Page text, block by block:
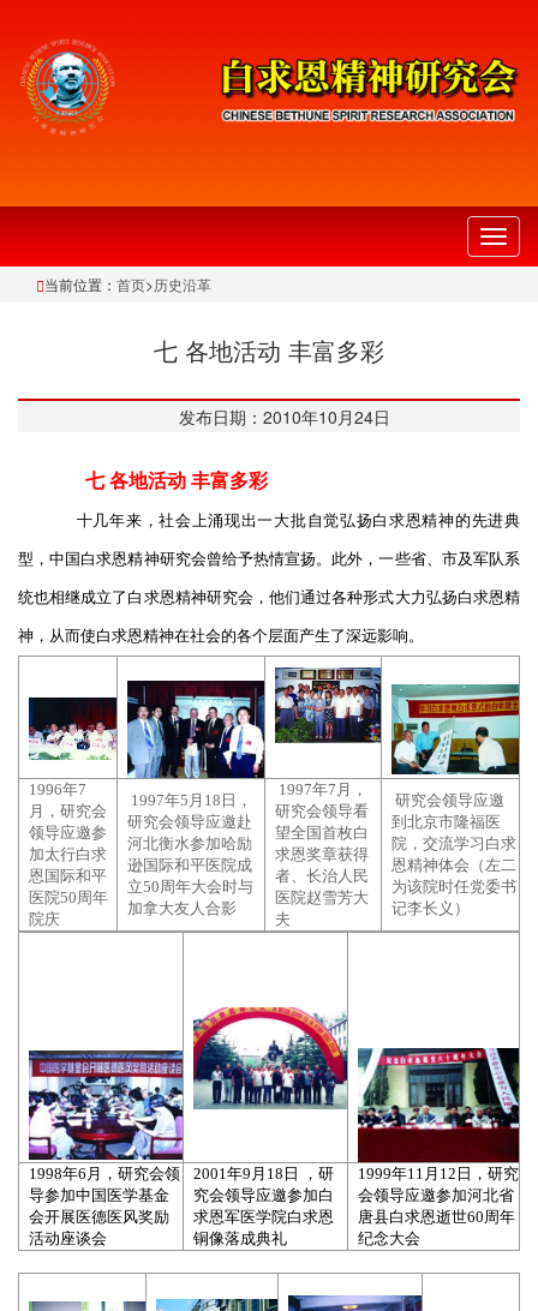
切
换
当前位置： 首页>历史沿革
七 各地活动 丰富多彩
发布日期：2010年10月24日
七 各地活动 丰富多彩
十几年来，社会上涌现出一大批自觉弘扬白求恩精神的先进典
型，中国白求恩精神研究会曾给予热情宣扬。此外，一些省、市及军队系
统也相继成立了白求恩精神研究会，他们通过各种形式大力弘扬白求恩精
神，从而使白求恩精神在社会的各个层面产生了深远影响。
1996年7
月，研究会
领导应邀参
加太行白求
恩国际和平
医院50周年
院庆
1997年5月18日，
研究会领导应邀赴
河北衡水参加哈励
逊国际和平医院成
立50周年大会时与
加拿大友人合影
1997年7月，
研究会领导看
望全国首枚白
求恩奖章获得
者、长治人民
医院赵雪芳大
夫
研究会领导应邀
到北京市隆福医
院，交流学习白求
恩精神体会（左二
为该院时任党委书
记李长义）
1998年6月，研究会领
导参加中国医学基金
会开展医德医风奖励
活动座谈会
2001年9月18日 ，研
究会领导应邀参加白
求恩军医学院白求恩
铜像落成典礼
1999年11月12日，研究
会领导应邀参加河北省
唐县白求恩逝世60周年
纪念大会